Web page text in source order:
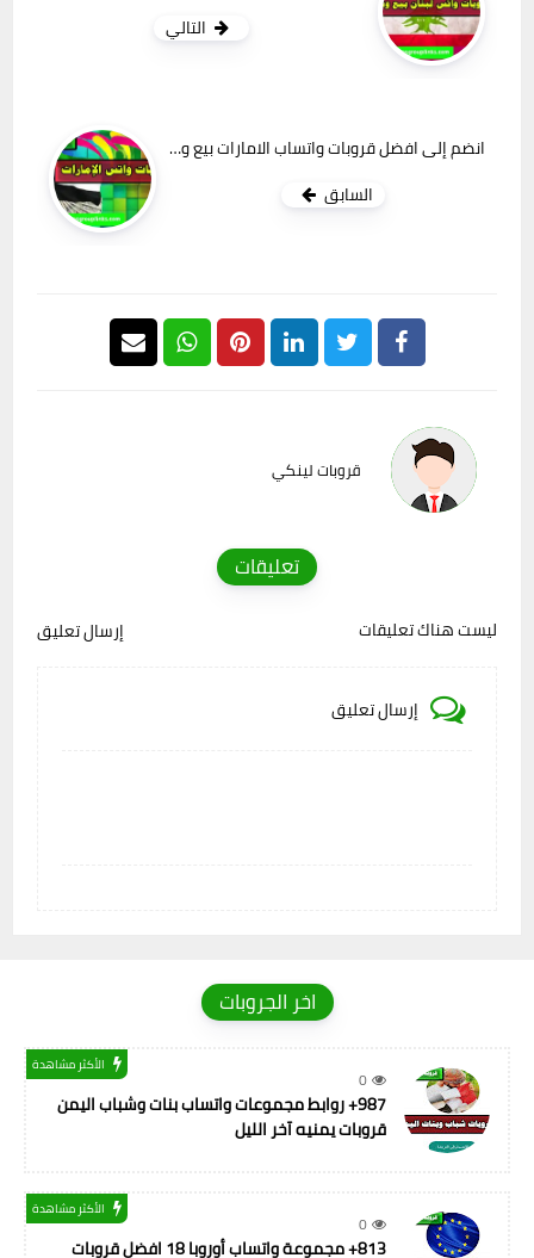
التالي
انضم إلى افضل قروبات واتساب الامارات بيع وشراء وتسويق منتجات وبضائع
السابق
قروبات لينكي
تعليقات
ليست هناك تعليقات إرسال تعليق
إرسال تعليق
اخر الجروبات
0
الأكثر مشاهدة
987+ روابط مجموعات واتساب بنات وشباب اليمن
قروبات يمنيه آخر الليل
0
الأكثر مشاهدة
813+ مجموعة واتساب أوروبا 18 افضل قروبات